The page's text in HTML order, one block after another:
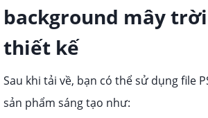
background mây
thiết kế
Sau khi tải về, bạn có thể sử dụng file
sản phẩm sáng tạo như: